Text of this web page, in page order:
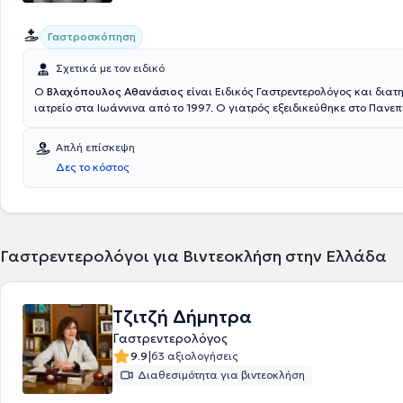
Γαστροσκόπηση
Σχετικά με τον ειδικό
Ο Βλαχόπουλος Αθανάσιος είναι Ειδικός Γαστρεντερολόγος και
ιατρείο στα Ιωάννινα από το 1997. Ο γιατρός εξειδικεύθηκε στο
γαστρεντερολογία. Στο ιδιωτικό του ιατρείο προσφέρει υπηρεσίες
εξέταση, γαστροσκόπηση, κολονοσκόπηση, ορθοσκόπηση και τεστ
ελικοβακτηρίδιο του πυλωρού, εξατομικευμένες για τις ανάγκες του
Απλή επίσκεψη
Δες το κόστος
Γαστρεντερολόγοι για Βιντεοκλήση στην Ελλάδα
Τζιτζή Δήμητρα
Γαστρεντερολόγος
9.9|63 αξιολογήσεις
Διαθεσιμότητα για βιντεοκλήση